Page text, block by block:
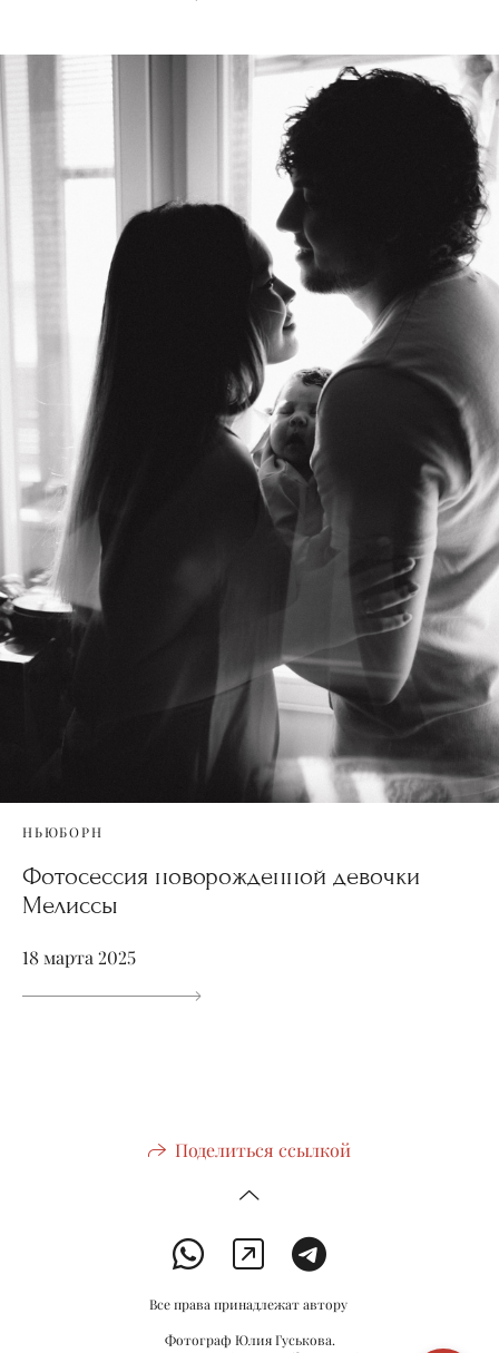
НЬЮБОРН
Фотосессия новорожденной девочки
Мелиссы
18 марта 2025
Поделиться ссылкой
Все права принадлежат автору
Фотограф Юлия Гуськова.